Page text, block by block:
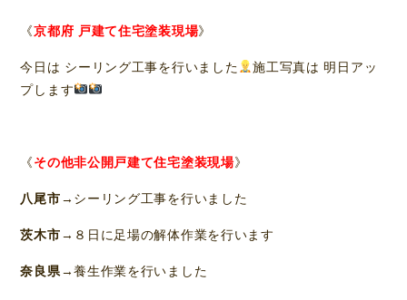
《京都府 戸建て住宅塗装現場》
今日は シーリング工事を行いました
施工写真は 明日アッ
プします
《その他非公開戸建て住宅塗装現場》
八尾市→シーリング工事を行いました
茨木市→８日に足場の解体作業を行います
奈良県→養生作業を行いました